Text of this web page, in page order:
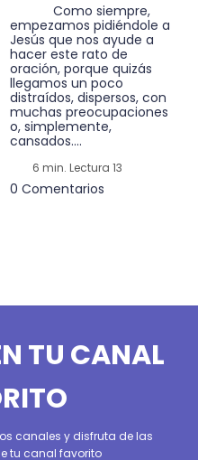
Como siempre,
empezamos pidiéndole a
Jesús que nos ayude a
hacer este rato de
oración, porque quizás
llegamos un poco
distraídos, dispersos, con
muchas preocupaciones
o, simplemente,
cansados....
6 min. Lectura 13
0 Comentarios
TU CANAL
canales y disfruta de las
tu canal favorito